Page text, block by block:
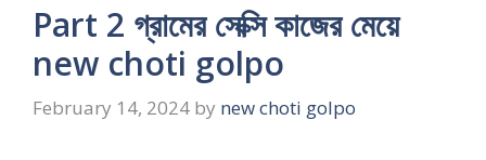
Part 2 গ্রামের সেক্সি কাজের মেয়ে
new choti golpo
February 14, 2024 by new choti golpo